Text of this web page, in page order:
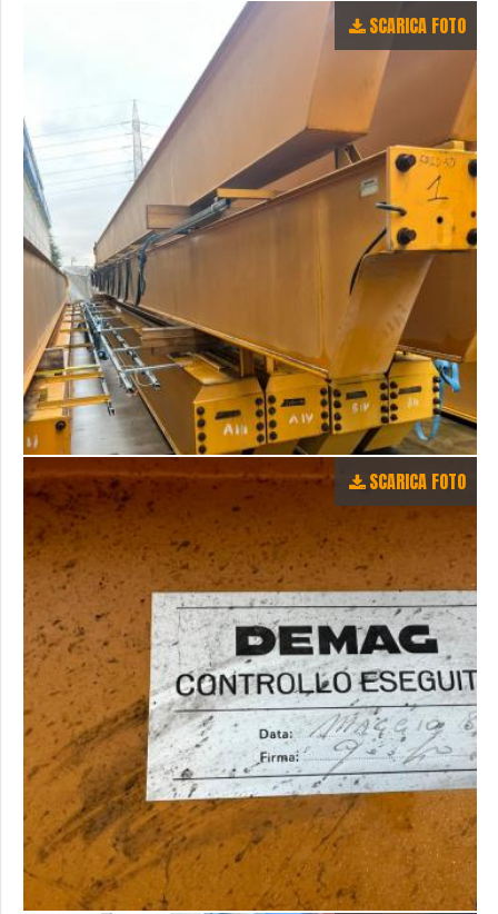
SCARICA FOTO
SCARICA FOTO